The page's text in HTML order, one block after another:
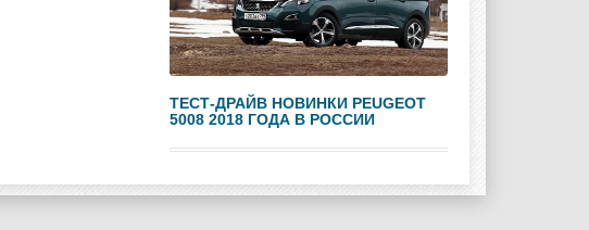
Nissan Opel Pagani
Peugeot Pontiac
ТЕСТ-ДРАЙВ НОВИНКИ PEUGEOT
5008 2018 ГОДА В РОССИИ